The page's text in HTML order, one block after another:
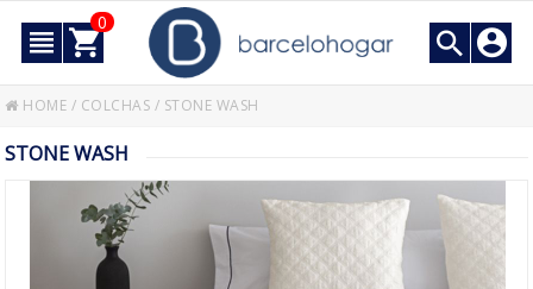
0
HOME / COLCHAS / STONE WASH
STONE WASH